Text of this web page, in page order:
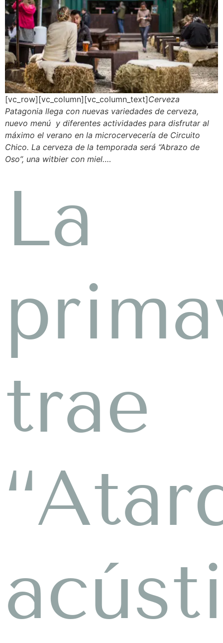
[vc_row][vc_column][vc_column_text]Cerveza
Patagonia llega con nuevas variedades de cerveza,
nuevo menú y diferentes actividades para disfrutar al
máximo el verano en la microcervecería de Circuito
Chico. La cerveza de la temporada será “Abrazo de
Oso”, una witbier con miel.…
La
trae